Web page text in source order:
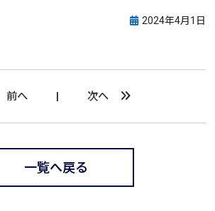
2024年4月1日
前へ 次へ
一覧へ戻る